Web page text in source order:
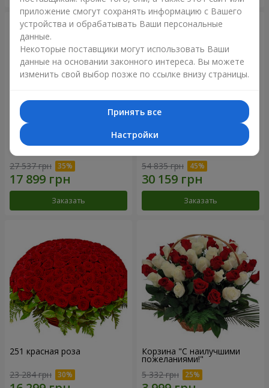
301 красная роза
27 537 грн
Заказать
501 красная роза
54 835 грн
Заказать
251 красная роза
23 284 грн
Корзина "С наилучшими
пожеланиями!"
5 332 грн
приложение смогут сохранять информацию с Вашего
устройства и обрабатывать Ваши персональные
данные.
Некоторые поставщики могут использовать Ваши
данные на основании законного интереса. Вы можете
изменить свой выбор позже по ссылке внизу страницы.
Принять все
Настройки